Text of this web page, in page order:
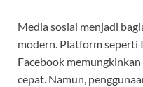
Media sosial menjadi
modern. Platform seperti
Facebook
cepat. Namun,